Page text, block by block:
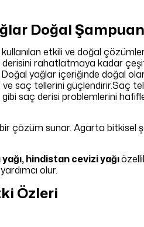
Doğal
etkili ve doğal
rahatlatmaya kadar
Doğal yağlar içeriğinde doğal
ve saç tellerini güçlendirir.Saç
saç derisi problemlerini
çözüm sunar. Agarta
hindistan cevizi yağı
olur.
Özleri